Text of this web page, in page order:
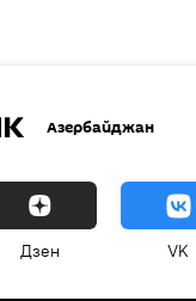
Азербайджан
Дзен VK